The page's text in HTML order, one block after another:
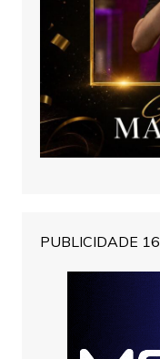
PUBLICIDADE 16